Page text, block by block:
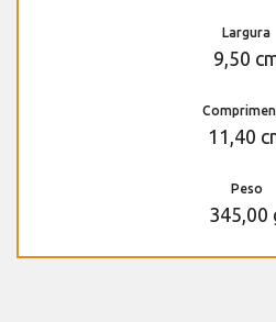
Largura
9,50
11,40
Peso
345,00